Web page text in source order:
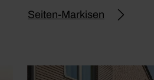
Seiten-Markisen